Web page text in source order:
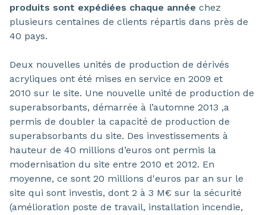
produits sont expédiées chaque année chez
plusieurs centaines de clients répartis dans près de
40 pays.
Deux nouvelles unités de production de dérivés
acryliques ont été mises en service en 2009 et
2010 sur le site. Une nouvelle unité de production de
superabsorbants, démarrée à l’automne 2013 ,a
permis de doubler la capacité de production de
superabsorbants du site. Des investissements à
hauteur de 40 millions d’euros ont permis la
modernisation du site entre 2010 et 2012. En
moyenne, ce sont 20 millions d'euros par an sur le
site qui sont investis, dont 2 à 3 M€ sur la sécurité
(amélioration poste de travail, installation incendie,